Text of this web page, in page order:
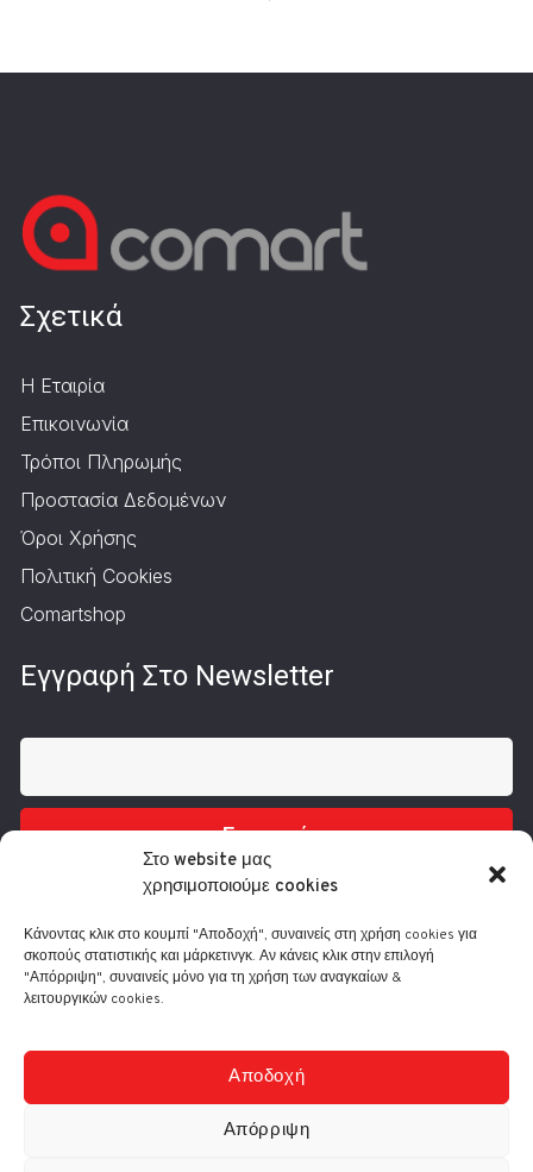
Στο website μας
χρησιμοποιούμε cookies
Κάνοντας κλικ στο κουμπί "Αποδοχή", συναινείς στη χρήση cookies για
σκοπούς στατιστικής και μάρκετινγκ. Αν κάνεις κλικ στην επιλογή
"Απόρριψη", συναινείς μόνο για τη χρήση των αναγκαίων &
λειτουργικών cookies.
Αποδοχή
Απόρριψη
Σχετικά
Η Εταιρία
Επικοινωνία
Τρόποι Πληρωμής
Προστασία Δεδομένων
Όροι Χρήσης
Πολιτική Cookies
Comartshop
Εγγραφή Στο Newsletter
Εγγραφή
Τηλ.: 210 3416200
Δευ - Παρ: 9:30 - 18:00